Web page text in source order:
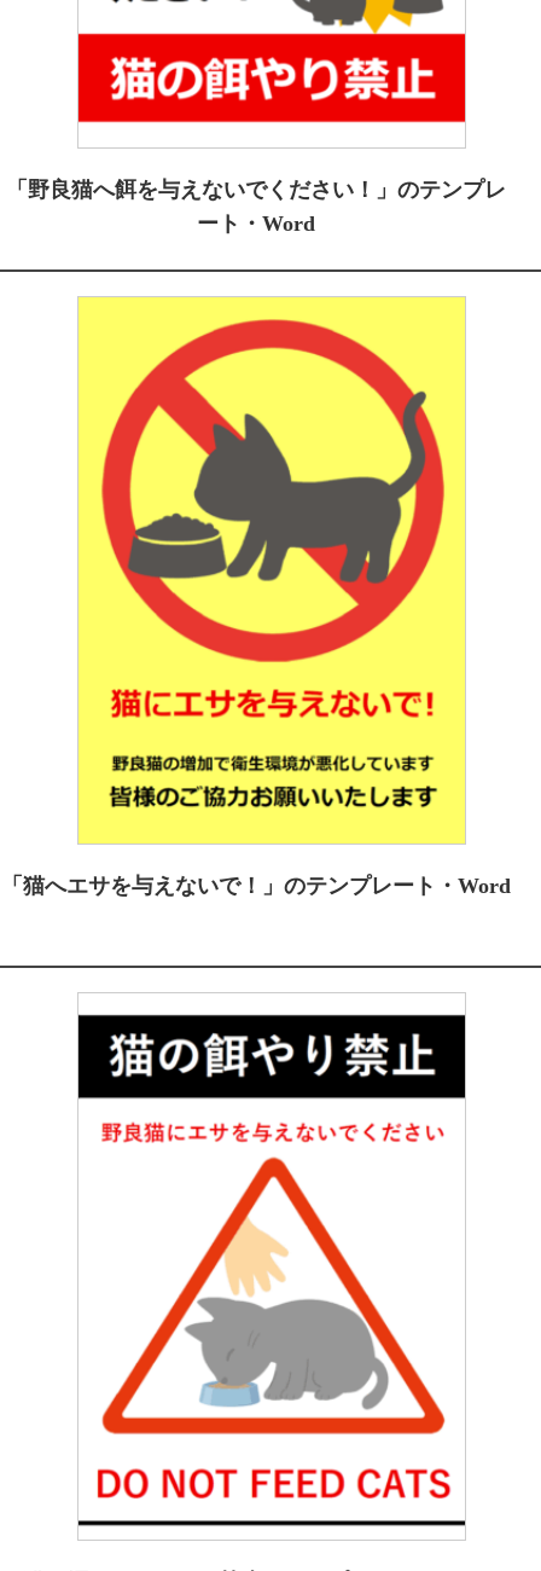
「野良猫へ餌を与えないでください！」のテンプレ
ート・Word
「猫へエサを与えないで！」のテンプレート・Word